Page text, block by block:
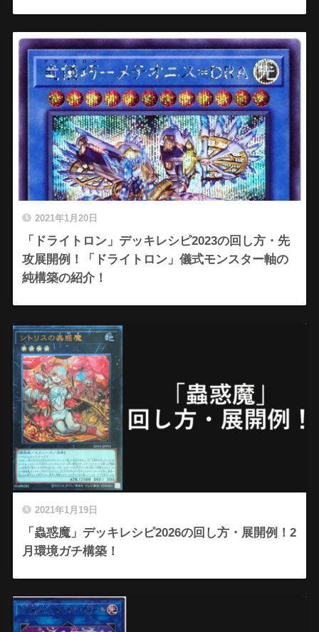
2021年1月20日
「ドライトロン」デッキレシピ2023の回し方・先
攻展開例！「ドライトロン」儀式モンスター軸の
純構築の紹介！
2021年1月19日
「蟲惑魔」デッキレシピ2026の回し方・展開例！2
月環境ガチ構築！